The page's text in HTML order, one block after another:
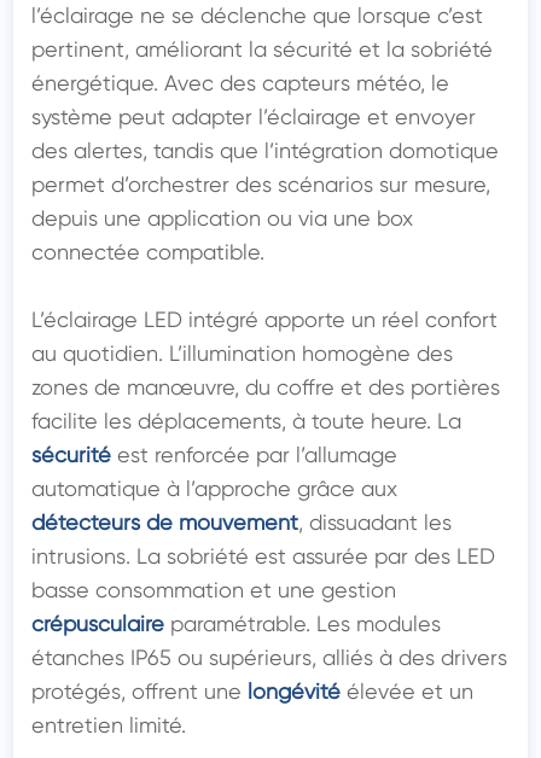
l’éclairage ne se déclenche que lorsque c’est
pertinent, améliorant la sécurité et la sobriété
énergétique. Avec des capteurs météo, le
système peut adapter l’éclairage et envoyer
des alertes, tandis que l’intégration domotique
permet d’orchestrer des scénarios sur mesure,
depuis une application ou via une box
connectée compatible.
L’éclairage LED intégré apporte un réel confort
au quotidien. L’illumination homogène des
zones de manœuvre, du coffre et des portières
sécurité est renforcée par l’allumage
détecteurs de mouvement, dissuadant les
intrusions. La sobriété est assurée par des LED
crépusculaire paramétrable. Les modules
étanches IP65 ou supérieurs, alliés à des drivers
protégés, offrent une longévité élevée et un
entretien limité.